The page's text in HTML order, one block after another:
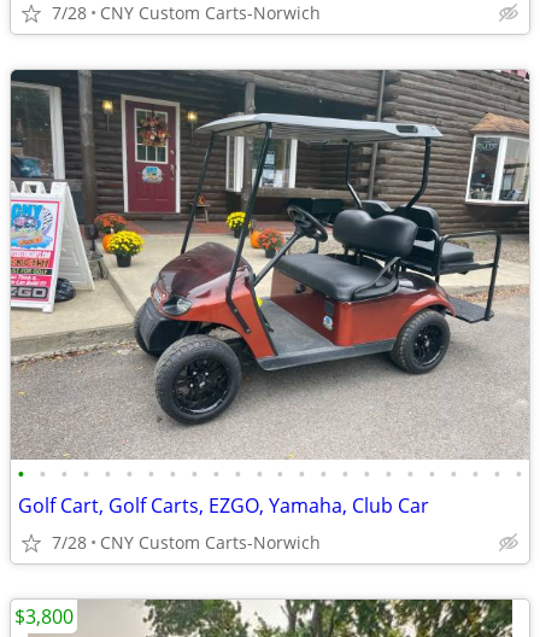
7/28 CNY Custom Carts-Norwich
• • • • • • • • • • • • • • • • • • • • • • • •
Golf Cart, Golf Carts, EZGO, Yamaha, Club Car
7/28 CNY Custom Carts-Norwich
$3,800